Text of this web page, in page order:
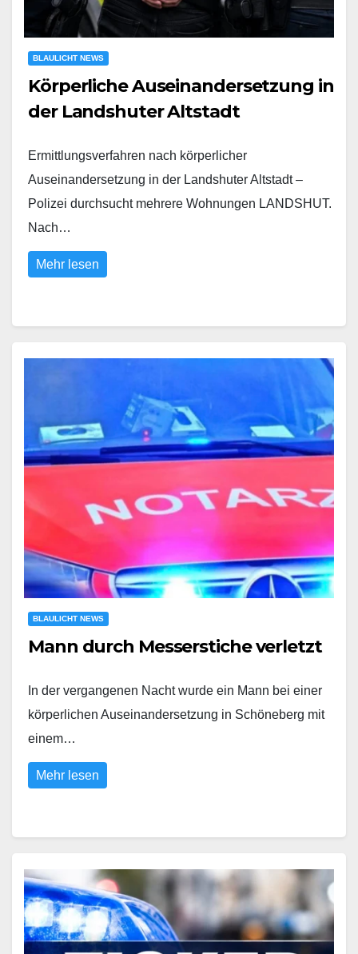
BLAULICHT NEWS
Körperliche Auseinandersetzung in
der Landshuter Altstadt
Ermittlungsverfahren nach körperlicher
Auseinandersetzung in der Landshuter Altstadt –
Polizei durchsucht mehrere Wohnungen LANDSHUT.
Nach…
Mehr lesen
BLAULICHT NEWS
Mann durch Messerstiche verletzt
In der vergangenen Nacht wurde ein Mann bei einer
körperlichen Auseinandersetzung in Schöneberg mit
einem…
Mehr lesen